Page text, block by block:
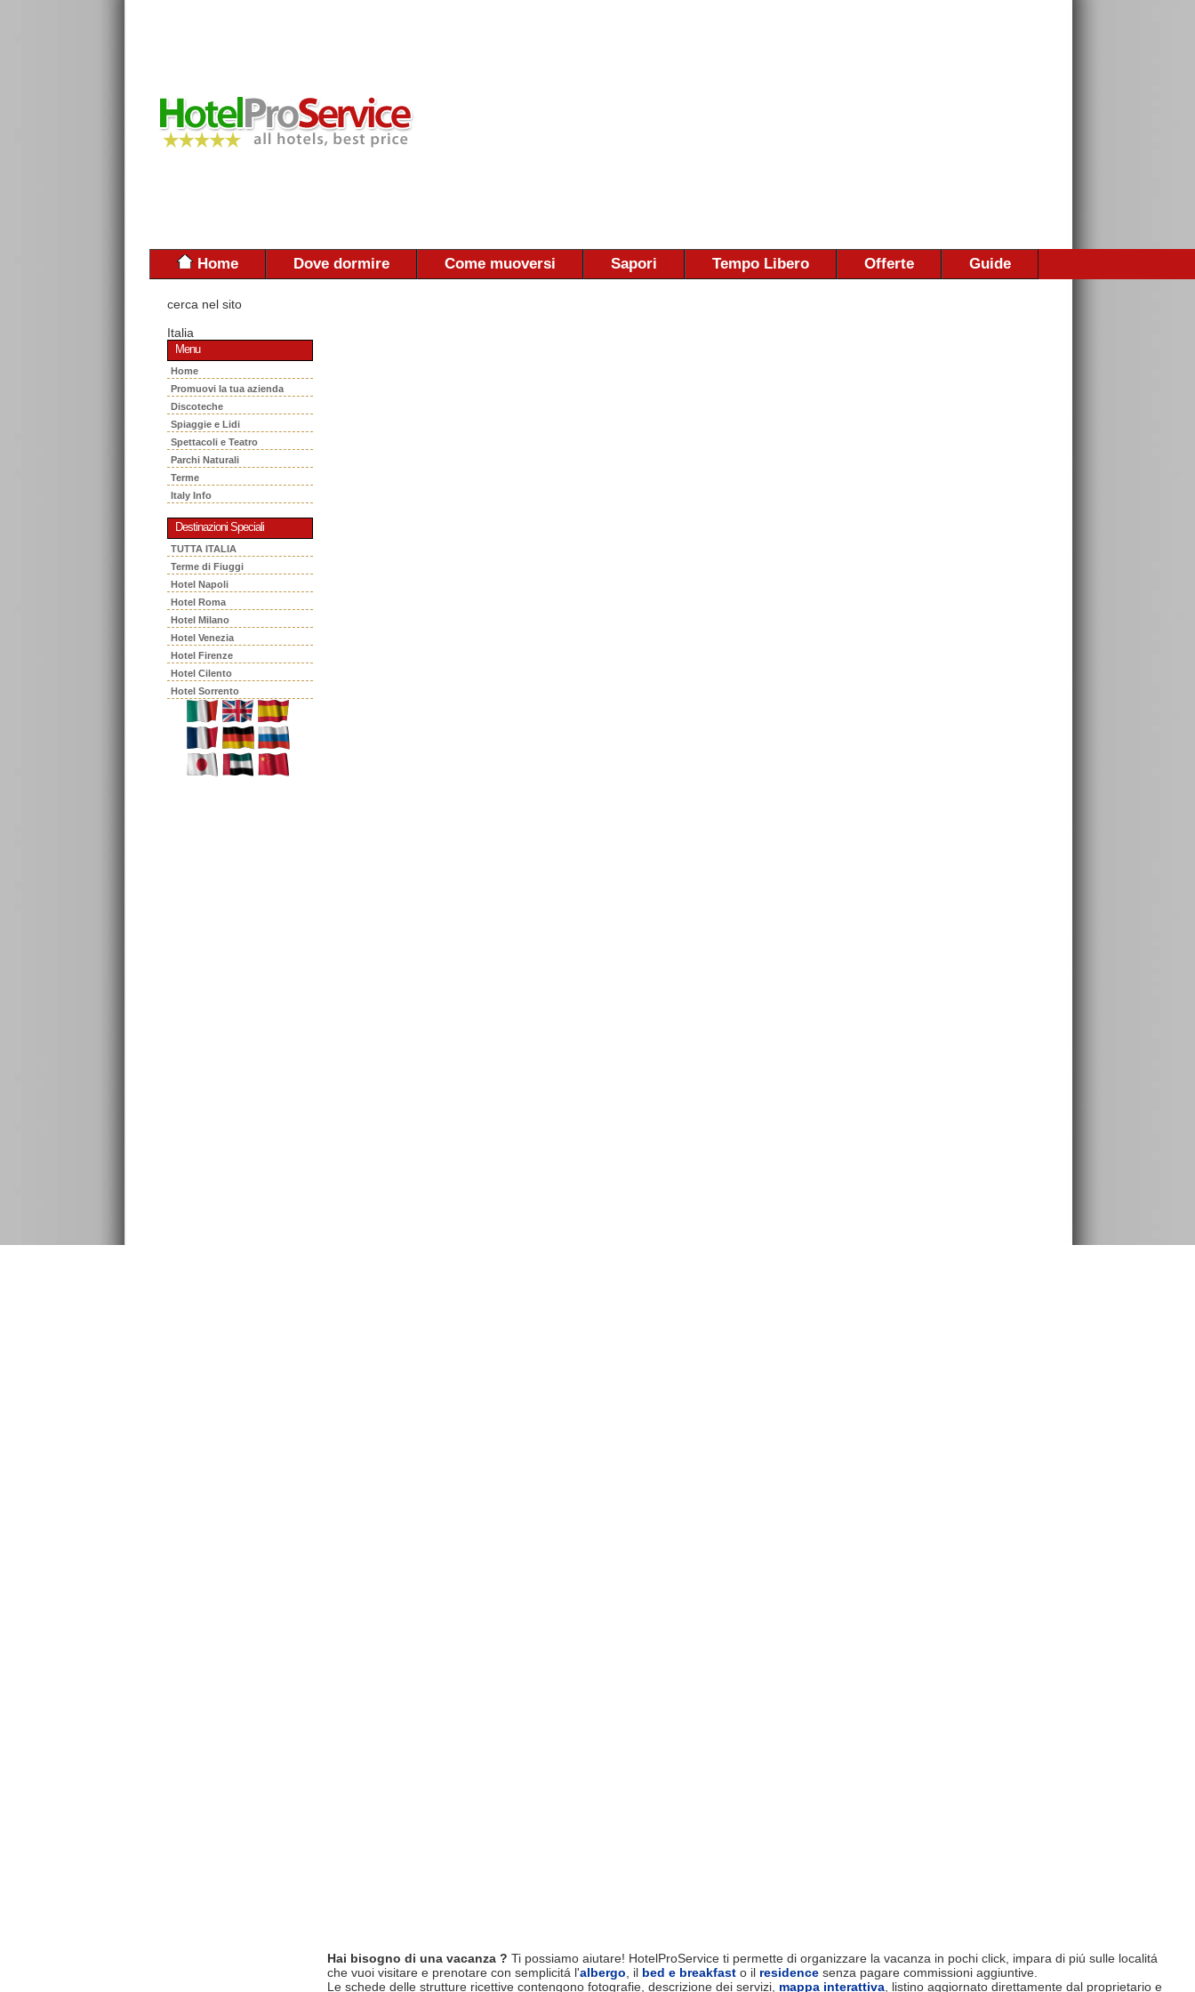
Home Dove dormire Come muoversi Sapori Tempo Libero Offerte Guide
cerca nel sito
Italia
Menu
Home
Promuovi la tua azienda
Discoteche
Spiaggie e Lidi
Spettacoli e Teatro
Parchi Naturali
Terme
Italy Info
Destinazioni Speciali
TUTTA ITALIA
Terme di Fiuggi
Hotel Napoli
Hotel Roma
Hotel Milano
Hotel Venezia
Hotel Firenze
Hotel Cilento
Hotel Sorrento
Hai bisogno di una vacanza ? Ti possiamo aiutare! HotelProService ti permette di organizzare la vacanza in pochi click, impara di piú sulle localitá
che vuoi visitare e prenotare con semplicitá l'albergo , il bed e breakfast o il residence senza pagare commissioni aggiuntive.
Le schede delle strutture ricettive contengono fotografie, descrizione dei servizi, mappa interattiva , listino aggiornato direttamente dal proprietario e